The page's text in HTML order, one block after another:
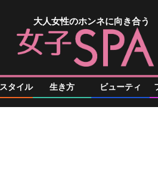
大人女性のホンネに向き合う
タイル 生き方 ビューティ